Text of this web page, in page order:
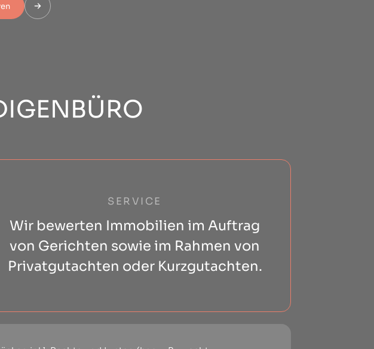
SERVICE
Wir bewerten Immobilien im Auftrag
von Gerichten sowie im Rahmen von
Privatgutachten oder Kurzgutachten.